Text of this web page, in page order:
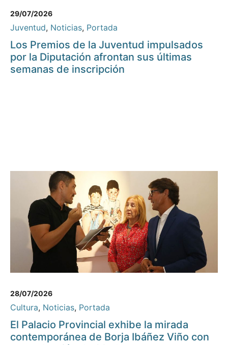
29/07/2026
Juventud, Noticias, Portada
Los Premios de la Juventud impulsados
por la Diputación afrontan sus últimas
semanas de inscripción
28/07/2026
Cultura, Noticias, Portada
El Palacio Provincial exhibe la mirada
contemporánea de Borja Ibáñez Viño con